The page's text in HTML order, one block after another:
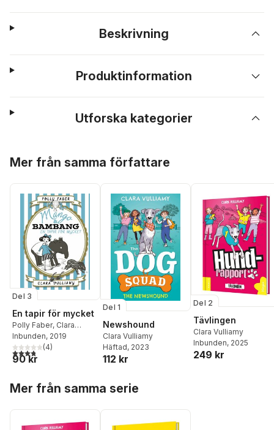
Beskrivning
Produktinformation
Utforska kategorier
Mer från samma författare
Del 3
En tapir för mycket
Polly Faber, Clara
Vulliamy
Inbunden, 2019
3,8utav 5 stjärnor. Totalt antal röster:
(4)
90 kr
Del 1
Newshound
Clara Vulliamy
Häftad, 2023
112 kr
Del 2
Tävlingen
Clara Vulliamy
Inbunden, 2025
249 kr
Mer från samma serie